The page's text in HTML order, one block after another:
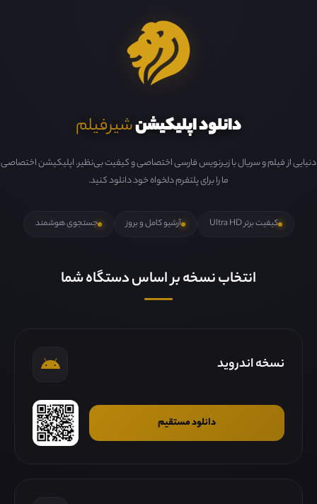
دانلود اپلیکیشنشیرفیلم
دنیایی از فیلم و سریال با زیرنویس فارسی اختصاصی و کیفیت بی‌نظیر. اپلیکیشن اختصاصی
ما را برای پلتفرم دلخواه خود دانلود کنید.
کیفیت برتر Ultra HD آرشیو کامل و بروز جستجوی هوشمند
انتخاب نسخه بر اساس دستگاه شما
نسخه اندروید
دانلود مستقیم